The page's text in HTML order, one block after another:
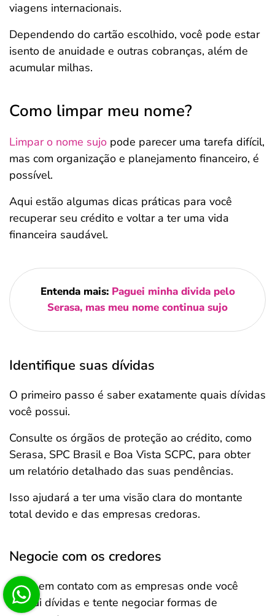
viagens internacionais.
Dependendo do cartão escolhido, você pode estar
isento de anuidade e outras cobranças, além de
acumular milhas.
Como limpar meu nome?
Limpar o nome sujo pode parecer uma tarefa difícil,
mas com organização e planejamento financeiro, é
possível.
Aqui estão algumas dicas práticas para você
recuperar seu crédito e voltar a ter uma vida
financeira saudável.
Entenda mais: Paguei minha divida pelo
Serasa, mas meu nome continua sujo
Identifique suas dívidas
O primeiro passo é saber exatamente quais dívidas
você possui.
Consulte os órgãos de proteção ao crédito, como
Serasa, SPC Brasil e Boa Vista SCPC, para obter
um relatório detalhado das suas pendências.
Isso ajudará a ter uma visão clara do montante
total devido e das empresas credoras.
Negocie com os credores
Entre em contato com as empresas onde você
possui dívidas e tente negociar formas de